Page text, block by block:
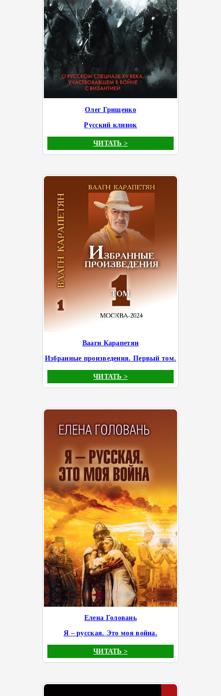
Олег Грищенко
Русский клинок
ЧИТАТЬ >
Ваагн Карапетян
Избранные произведения. Первый том.
ЧИТАТЬ >
Елена Головань
Я – русская. Это моя война.
ЧИТАТЬ >